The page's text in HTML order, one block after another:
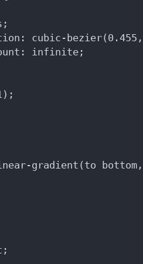
cubic-
infinite;
gradient(to